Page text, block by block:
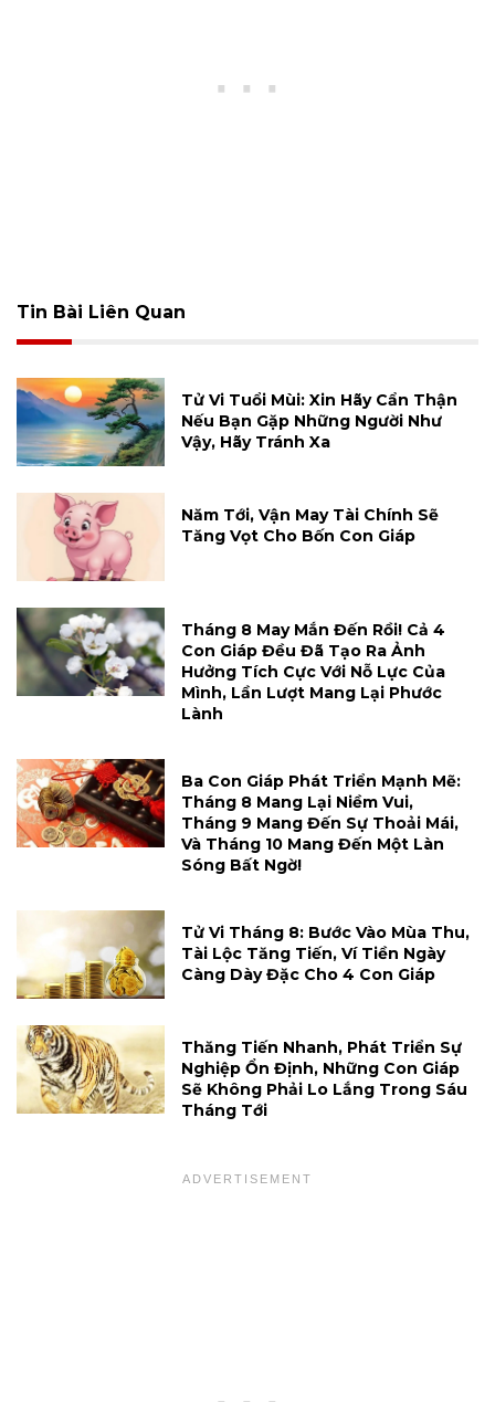
Tin Bài Liên Quan
Tử Vi Tuổi Mùi: Xin Hãy Cẩn Thận
Nếu Bạn Gặp Những Người Như
Vậy, Hãy Tránh Xa
Năm Tới, Vận May Tài Chính Sẽ
Tăng Vọt Cho Bốn Con Giáp
Tháng 8 May Mắn Đến Rồi! Cả 4
Con Giáp Đều Đã Tạo Ra Ảnh
Hưởng Tích Cực Với Nỗ Lực Của
Mình, Lần Lượt Mang Lại Phước
Lành
Ba Con Giáp Phát Triển Mạnh Mẽ:
Tháng 8 Mang Lại Niềm Vui,
Tháng 9 Mang Đến Sự Thoải Mái,
Và Tháng 10 Mang Đến Một Làn
Sóng Bất Ngờ!
Tử Vi Tháng 8: Bước Vào Mùa Thu,
Tài Lộc Tăng Tiến, Ví Tiền Ngày
Càng Dày Đặc Cho 4 Con Giáp
Thăng Tiến Nhanh, Phát Triển Sự
Nghiệp Ổn Định, Những Con Giáp
Sẽ Không Phải Lo Lắng Trong Sáu
Tháng Tới